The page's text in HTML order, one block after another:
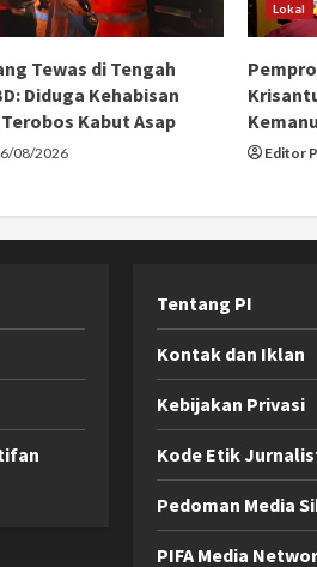
Tewas di Tengah
Diduga Kehabisan
Kabut Asap
08/2026
Lokal
Editor
Tentang PI
Kontak dan Iklan
Kebijakan Privasi
Kode Etik
Pedoman Media
PIFA Media